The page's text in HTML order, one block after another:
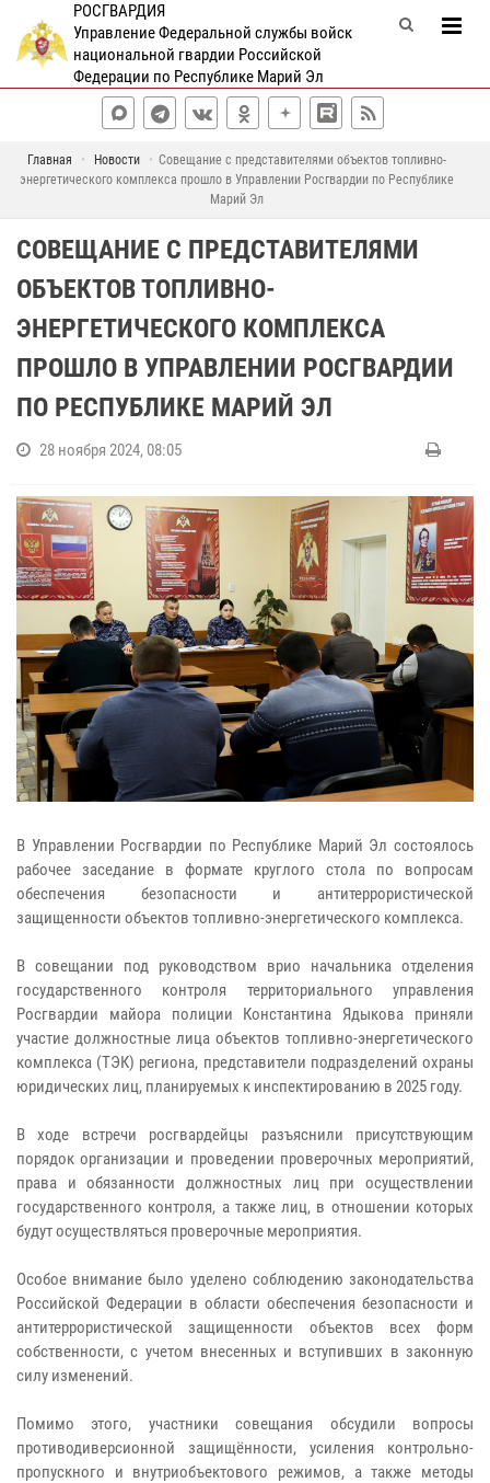
РОСГВАРДИЯ
Управление Федеральной службы войск
национальной гвардии Российской
Федерации по Республике Марий Эл
Главная Новости
Совещание с представителями объектов топливно-
энергетического комплекса прошло в Управлении Росгвардии по Республике
Марий Эл
СОВЕЩАНИЕ С ПРЕДСТАВИТЕЛЯМИ
ОБЪЕКТОВ ТОПЛИВНО-
ЭНЕРГЕТИЧЕСКОГО КОМПЛЕКСА
ПРОШЛО В УПРАВЛЕНИИ РОСГВАРДИИ
ПО РЕСПУБЛИКЕ МАРИЙ ЭЛ
28 ноября 2024, 08:05
В Управлении Росгвардии по Республике Марий Эл состоялось
рабочее заседание в формате круглого стола по вопросам
обеспечения безопасности и антитеррористической
защищенности объектов топливно-энергетического комплекса.
В совещании под руководством врио начальника отделения
государственного контроля территориального управления
Росгвардии майора полиции Константина Ядыкова приняли
участие должностные лица объектов топливно-энергетического
комплекса (ТЭК) региона, представители подразделений охраны
юридических лиц, планируемых к инспектированию в 2025 году.
В ходе встречи росгвардейцы разъяснили присутствующим
порядок организации и проведении проверочных мероприятий,
права и обязанности должностных лиц при осуществлении
государственного контроля, а также лиц, в отношении которых
будут осуществляться проверочные мероприятия.
Особое внимание было уделено соблюдению законодательства
Российской Федерации в области обеспечения безопасности и
антитеррористической защищенности объектов всех форм
собственности, с учетом внесенных и вступивших в законную
силу изменений.
Помимо этого, участники совещания обсудили вопросы
противодиверсионной защищённости, усиления контрольно-
пропускного и внутриобъектового режимов, а также методы